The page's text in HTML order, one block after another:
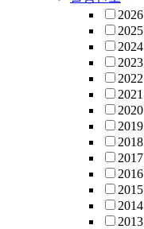
2026
2025
2024
2023
2022
2021
2020
2019
2018
2017
2016
2015
2014
2013